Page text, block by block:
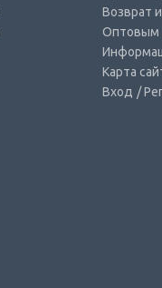
Возврат
Оптовым
Карта
Вход /